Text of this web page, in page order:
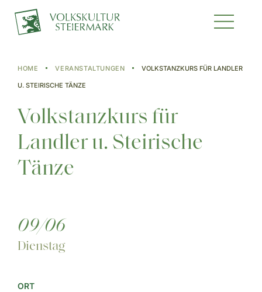
HOME VERANSTALTUNGEN VOLKSTANZKURS FÜR LANDLER
U. STEIRISCHE TÄNZE
Volkstanzkurs für
Landler u. Steirische
Tänze
09/06
Dienstag
ORT